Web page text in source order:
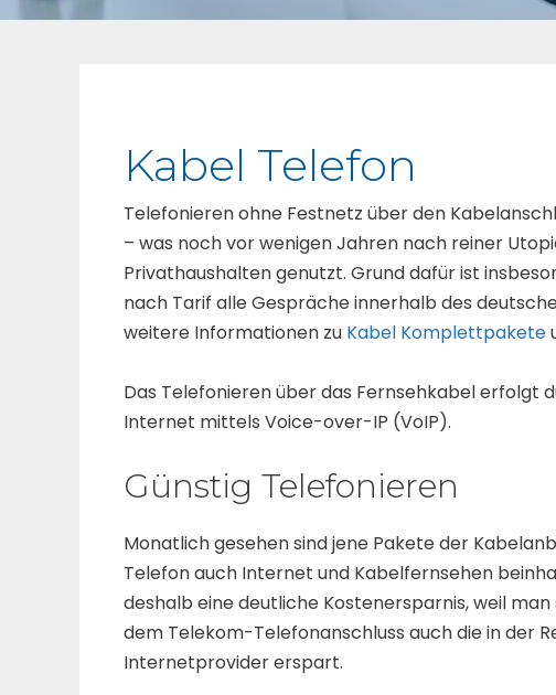
Kabel Telefon
Telefonieren ohne Festnetz über den
– was noch vor wenigen Jahren nach reiner
Privathaushalten genutzt. Grund dafür ist
nach Tarif alle Gespräche innerhalb des
weitere Informationen zu Kabel Komplettpakete
Das Telefonieren über das Fernsehkabel erfolgt
Internet mittels Voice-over-IP (VoIP).
Günstig Telefonieren
Monatlich gesehen sind jene Pakete der
Telefon auch Internet und Kabelfernsehen
deshalb eine deutliche Kostenersparnis, weil
dem Telekom-Telefonanschluss auch die in der
Internetprovider erspart.